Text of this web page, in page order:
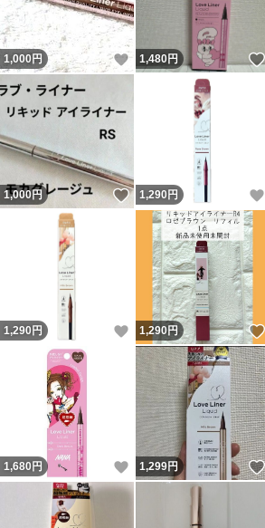
1,000円 いいね！
1,480円
1,000円 いいね！
1,290 円
1,290 円 いいね！
1,290円
1,680 円 いいね！
1,299円